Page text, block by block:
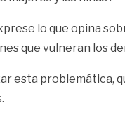
lo que opina
que vulneran los
esta problemática,